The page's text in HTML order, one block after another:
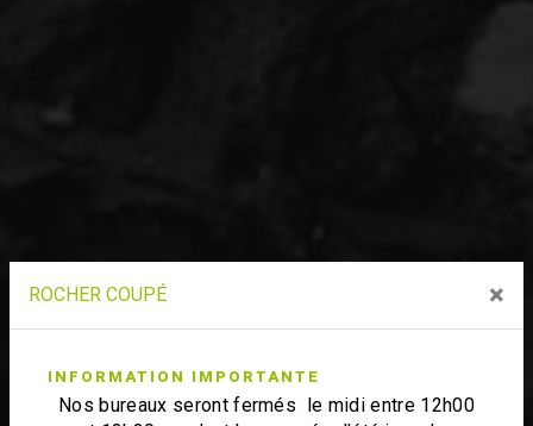
ROCHER COUPÉ ×
INFORMATION IMPORTANTE
Nos bureaux seront fermés le midi entre 12h00